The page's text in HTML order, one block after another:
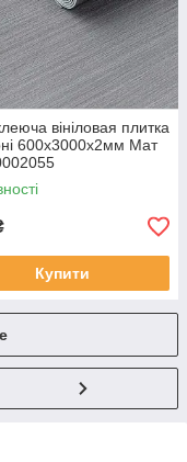
вініловая плитка
600х3000х2мм Мат
Купити